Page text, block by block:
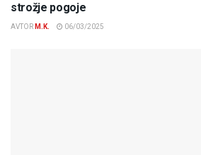
strožje pogoje
AVTOR M.K. 06/03/2025